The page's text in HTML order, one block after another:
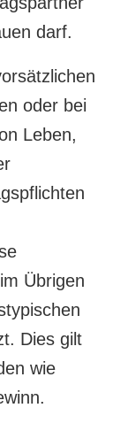
darf.
oder bei
Leben,
Übrigen
Dies gilt
wie